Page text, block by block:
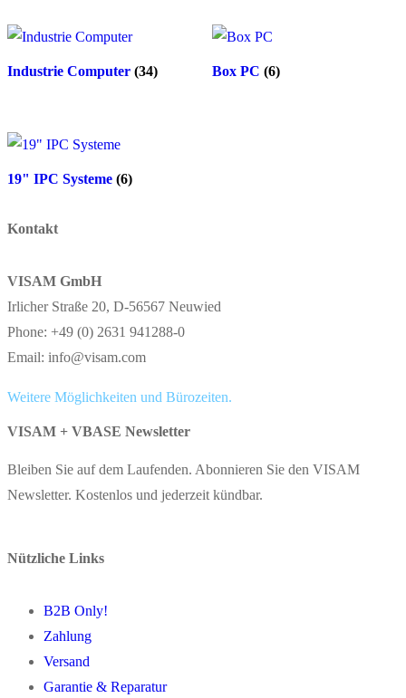
Industrie Computer (34) Box PC (6)
19" IPC Systeme (6)
Kontakt
VISAM GmbH
Irlicher Straße 20, D-56567 Neuwied
Phone: +49 (0) 2631 941288-0
Email: info@visam.com
Weitere Möglichkeiten und Bürozeiten.
VISAM + VBASE Newsletter
Bleiben Sie auf dem Laufenden. Abonnieren Sie den VISAM
Newsletter. Kostenlos und jederzeit kündbar.
Nützliche Links
B2B Only!
Zahlung
Versand
Garantie & Reparatur